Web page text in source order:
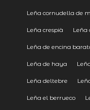
Leña cornudella de
Leña crespià Leña
Leña de encina
Leña de haya
Leña deltebre
Leña el berrueco